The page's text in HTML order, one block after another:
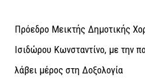
Πρόεδρο Μεικτής Δημοτικής
Ισιδώρου Κωνσταντίνο, με την
λάβει μέρος στη Δοξολογία